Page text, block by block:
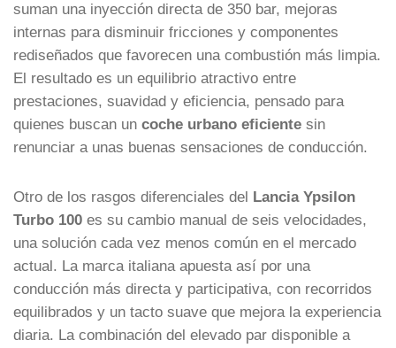
suman una inyección directa de 350 bar, mejoras
internas para disminuir fricciones y componentes
rediseñados que favorecen una combustión más limpia.
El resultado es un equilibrio atractivo entre
prestaciones, suavidad y eficiencia, pensado para
quienes buscan un coche urbano eficiente sin
renunciar a unas buenas sensaciones de conducción.
Otro de los rasgos diferenciales del Lancia Ypsilon
Turbo 100 es su cambio manual de seis velocidades,
una solución cada vez menos común en el mercado
actual. La marca italiana apuesta así por una
conducción más directa y participativa, con recorridos
equilibrados y un tacto suave que mejora la experiencia
diaria. La combinación del elevado par disponible a